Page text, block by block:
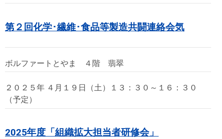
第２回化学･繊維･食品等製造共闘連絡会気
ボルファートとやま ４階 翡翠
２０２５年 ４月１９日（土）１３：３０～１６：３０
（予定）
2025年度「組織拡大担当者研修会」